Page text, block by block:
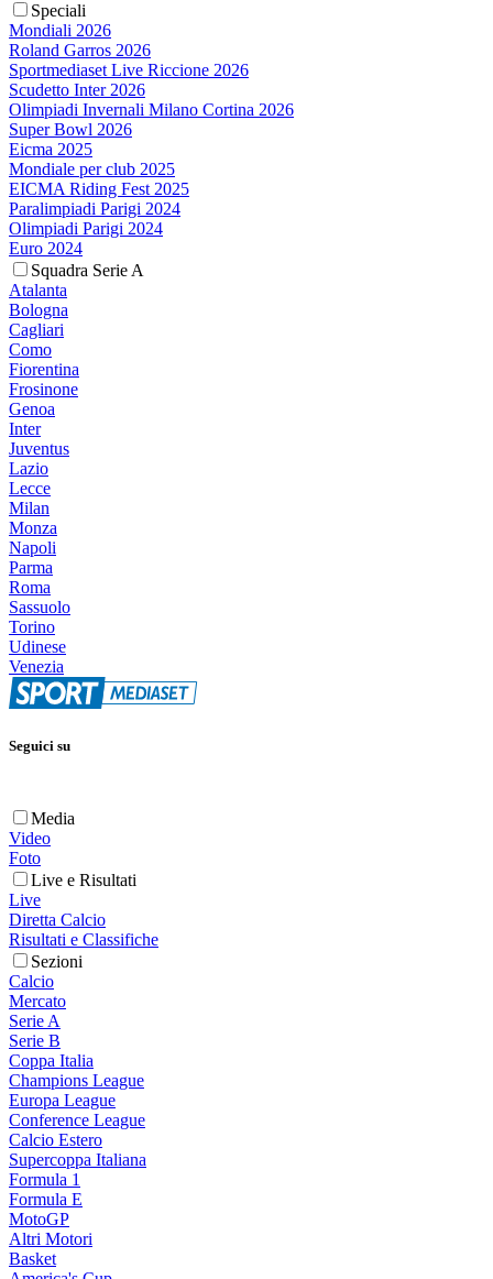
Speciali
Mondiali 2026
Roland Garros 2026
Sportmediaset Live Riccione 2026
Scudetto Inter 2026
Olimpiadi Invernali Milano Cortina 2026
Super Bowl 2026
Eicma 2025
Mondiale per club 2025
EICMA Riding Fest 2025
Paralimpiadi Parigi 2024
Olimpiadi Parigi 2024
Euro 2024
Squadra Serie A
Atalanta
Bologna
Cagliari
Como
Fiorentina
Frosinone
Genoa
Inter
Juventus
Lazio
Lecce
Milan
Monza
Napoli
Parma
Roma
Sassuolo
Torino
Udinese
Venezia
Seguici su
Media
Video
Foto
Live e Risultati
Live
Diretta Calcio
Risultati e Classifiche
Sezioni
Calcio
Mercato
Serie A
Serie B
Coppa Italia
Champions League
Europa League
Conference League
Calcio Estero
Supercoppa Italiana
Formula 1
Formula E
MotoGP
Altri Motori
Basket